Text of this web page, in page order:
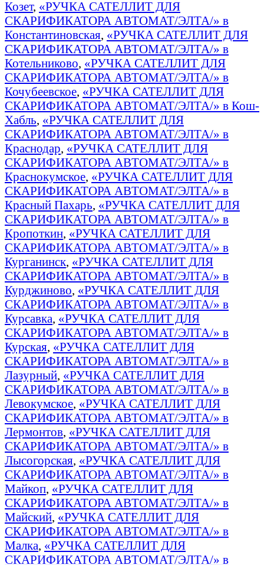
Козет, «РУЧКА САТЕЛЛИТ ДЛЯ
СКАРИФИКАТОРА АВТОМАТ/ЭЛТА/» в
Константиновская, «РУЧКА САТЕЛЛИТ ДЛЯ
СКАРИФИКАТОРА АВТОМАТ/ЭЛТА/» в
Котельниково, «РУЧКА САТЕЛЛИТ ДЛЯ
СКАРИФИКАТОРА АВТОМАТ/ЭЛТА/» в
Кочубеевское, «РУЧКА САТЕЛЛИТ ДЛЯ
СКАРИФИКАТОРА АВТОМАТ/ЭЛТА/» в Кош-
Хабль, «РУЧКА САТЕЛЛИТ ДЛЯ
СКАРИФИКАТОРА АВТОМАТ/ЭЛТА/» в
Краснодар, «РУЧКА САТЕЛЛИТ ДЛЯ
СКАРИФИКАТОРА АВТОМАТ/ЭЛТА/» в
Краснокумское, «РУЧКА САТЕЛЛИТ ДЛЯ
СКАРИФИКАТОРА АВТОМАТ/ЭЛТА/» в
Красный Пахарь, «РУЧКА САТЕЛЛИТ ДЛЯ
СКАРИФИКАТОРА АВТОМАТ/ЭЛТА/» в
Кропоткин, «РУЧКА САТЕЛЛИТ ДЛЯ
СКАРИФИКАТОРА АВТОМАТ/ЭЛТА/» в
Курганинск, «РУЧКА САТЕЛЛИТ ДЛЯ
СКАРИФИКАТОРА АВТОМАТ/ЭЛТА/» в
Курджиново, «РУЧКА САТЕЛЛИТ ДЛЯ
СКАРИФИКАТОРА АВТОМАТ/ЭЛТА/» в
Курсавка, «РУЧКА САТЕЛЛИТ ДЛЯ
СКАРИФИКАТОРА АВТОМАТ/ЭЛТА/» в
Курская, «РУЧКА САТЕЛЛИТ ДЛЯ
СКАРИФИКАТОРА АВТОМАТ/ЭЛТА/» в
Лазурный, «РУЧКА САТЕЛЛИТ ДЛЯ
СКАРИФИКАТОРА АВТОМАТ/ЭЛТА/» в
Левокумское, «РУЧКА САТЕЛЛИТ ДЛЯ
СКАРИФИКАТОРА АВТОМАТ/ЭЛТА/» в
Лермонтов, «РУЧКА САТЕЛЛИТ ДЛЯ
СКАРИФИКАТОРА АВТОМАТ/ЭЛТА/» в
Лысогорская, «РУЧКА САТЕЛЛИТ ДЛЯ
СКАРИФИКАТОРА АВТОМАТ/ЭЛТА/» в
Майкоп, «РУЧКА САТЕЛЛИТ ДЛЯ
СКАРИФИКАТОРА АВТОМАТ/ЭЛТА/» в
Майский, «РУЧКА САТЕЛЛИТ ДЛЯ
СКАРИФИКАТОРА АВТОМАТ/ЭЛТА/» в
Малка, «РУЧКА САТЕЛЛИТ ДЛЯ
СКАРИФИКАТОРА АВТОМАТ/ЭЛТА/» в